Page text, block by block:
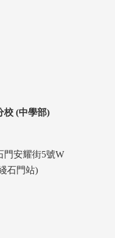
校 (中學部)
門安耀街5號W
石門站)